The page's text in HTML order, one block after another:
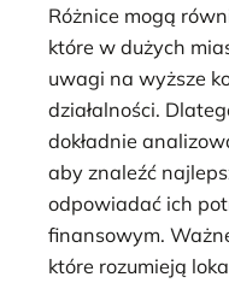
Różnice mogą
które w dużych
uwagi na wyższe
działalności.
dokładnie
aby znaleźć
odpowiadać ich
finansowym.
które rozumieją